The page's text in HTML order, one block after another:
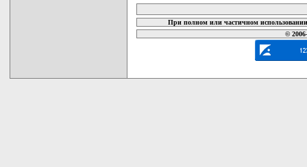
При полном или частичном
©